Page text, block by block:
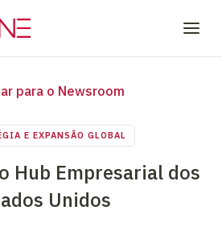
para o Newsroom
E EXPANSÃO GLOBAL
Hub Empresarial dos
Unidos